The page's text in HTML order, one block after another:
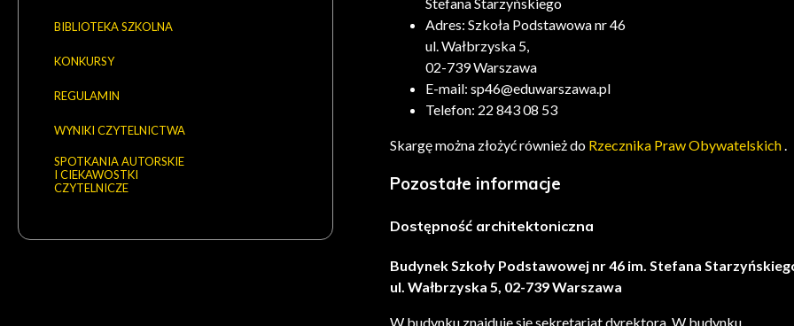
BIBLIOTEKA SZKOLNA
KONKURSY
REGULAMIN
WYNIKI CZYTELNICTWA
SPOTKANIA AUTORSKIE
I CIEKAWOSTKI
CZYTELNICZE
Adres: Szkoła Podstawowa nr 46
ul. Wałbrzyska 5,
02-739 Warszawa
E-mail: sp46@eduwarszawa.pl
Telefon: 22 843 08 53
Skargę można złożyć również do Rzecznika Praw Obywatelskich.
Pozostałe informacje
Dostępność architektoniczna
Budynek Szkoły Podstawowej nr 46 im. Stefana
ul. Wałbrzyska 5, 02-739 Warszawa
W budynku znajduje się sekretariat dyrektora. W budynku